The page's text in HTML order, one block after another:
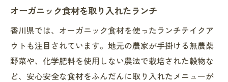
オーガニック食材を取り入れたランチ
香川県では、オーガニック食材を使ったランチテイクア
ウトも注目されています。地元の農家が手掛ける無農薬
野菜や、化学肥料を使用しない農法で栽培された穀物な
ど、安心安全な食材をふんだんに取り入れたメニューが